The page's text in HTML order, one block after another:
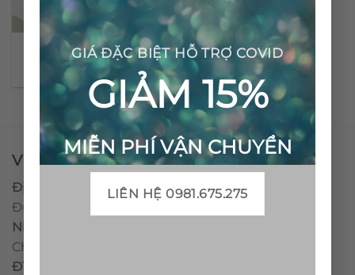
GIÁ ĐẶC BIỆT HỖ TRỢ COVID
GIẢM 15%
MIỄN PHÍ VẬN CHUYỂN
LIÊN HỆ 0981.675.275
Gạch bông cổ điển CTS
20.4
VPĐD - CTY TNHH GẠCH BÔNG VIỆT NAM
Địa chỉ:
CCN Quán Lát, Xã Đức Chánh, Huyện Mộ
Đức, Tỉnh Quảng Ngãi
Nhà máy miền trung:
Chánh, Huyện Mộ Đức, Tỉnh Quảng Ngãi, Việt Nam
ĐT